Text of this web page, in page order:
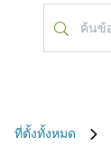
ที่ตั้งทั้งหมด